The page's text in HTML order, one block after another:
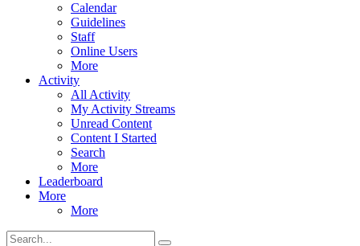
Calendar
Guidelines
Staff
Online Users
More
Activity
All Activity
My Activity Streams
Unread Content
Content I Started
Search
More
Leaderboard
More
More